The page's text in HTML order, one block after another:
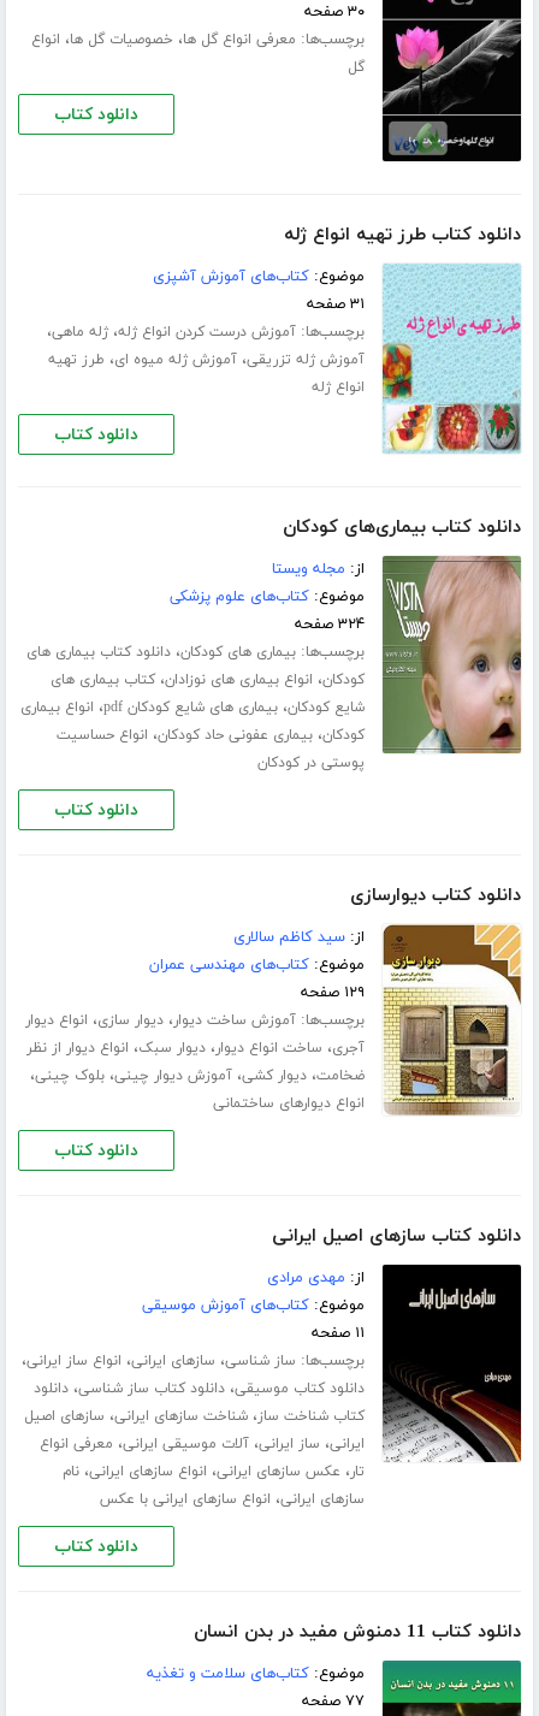
۳۰ صفحه
برچسب‌ها: معرفی انواع گل ها، خصوصیات گل ها، انواع
گل
دانلود کتاب
دانلود کتاب طرز تهیه انواع ژله
موضوع:کتاب‌های آموزش آشپزی
۳۱ صفحه
برچسب‌ها:آموزش درست کردن انواع ژله،ژله ماهی،
آموزش ژله تزریقی،آموزش ژله میوه ای، طرز تهیه
انواع ژله
دانلود کتاب
دانلود کتاب بیماری‌های کودکان
از: مجله ویستا
موضوع:کتاب‌های علوم پزشکی
۳۲۴ صفحه
برچسب‌ها:بیماری های کودکان،دانلود کتاب بیماری های
کودکان، انواع بیماری های نوزادان،کتاب بیماری های
شایع کودکان،بیماری های شایع کودکان pdf ، انواع بیماری
کودکان،بیماری عفونی حاد کودکان، انواع حساسیت
پوستی در کودکان
دانلود کتاب
دانلود کتاب دیوارسازی
از:سید کاظم سالاری
موضوع:کتاب‌های مهندسی عمران
۱۲۹ صفحه
برچسب‌ها:آموزش ساخت دیوار،دیوار سازی، انواع دیوار
آجری، ساخت انواع دیوار،دیوار سبک، انواع دیوار از نظر
ضخامت،دیوار کشی،آموزش دیوار چینی،بلوک چینی،
انواع دیوارهای ساختمانی
دانلود کتاب
دانلود کتاب سازهای اصیل ایرانی
از: مهدی مرادی
موضوع:کتاب‌های آموزش موسیقی
۱۱ صفحه
برچسب‌ها: ساز شناسی، سازهای ایرانی، انواع ساز ایرانی،
دانلود کتاب موسیقی،دانلود کتاب ساز شناسی،دانلود
کتاب شناخت ساز،شناخت سازهای ایرانی، سازهای اصیل
ایرانی، ساز ایرانی،آلات موسیقی ایرانی، معرفی انواع
تار، عکس سازهای ایرانی، انواع سازهای ایرانی،نام
سازهای ایرانی، انواع سازهای ایرانی با عکس
دانلود کتاب
دانلود کتاب 11 دمنوش مفید در بدن انسان
موضوع:کتاب‌های سلامت و تغذیه
۷۷ صفحه